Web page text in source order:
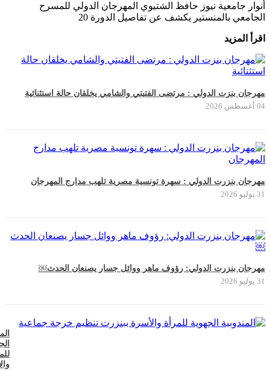
أنوار جامعية نيوز حافظ الشتيوي المهرجان الدولي للمسرح
الجامعي بالمنستير يكشف عن تفاصيل الدورة 20
اقرأ المزيد
مهرجان بنزت الدولي : مرتضى الفتيتي والشامي يخلقان حالة استثنائية
04 أغسطس 2026
مهرجان بنزرت الدولي : سهرة تونسية مصرية تلهب مدارج المهرجان
31 يوليو 2026
مهرجان بنزرت الدولي: رؤوف ماهر ووائل جسار يصنعان الحدث￼
31 يوليو 2026